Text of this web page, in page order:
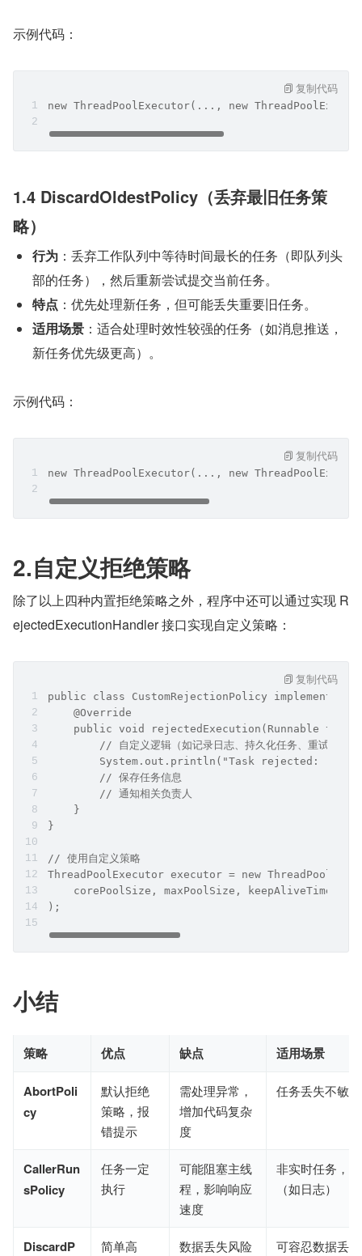
示例代码：
new ThreadPoolExecutor(..., new
复制代码
1.4 DiscardOldestPolicy（丢弃最旧任务策
略）
行为 ：丢弃工作队列中等待时间最长的任务（即队列头
部的任务），然后重新尝试提交当前任务。
特点 ：优先处理新任务，但可能丢失重要旧任务。
适用场景 ：适合处理时效性较强的任务（如消息推送，
新任务优先级更高）。
示例代码：
new ThreadPoolExecutor(..., new
复制代码
2.自定义拒绝策略
除了以上四种内置拒绝策略之外，程序中还可以通过实现 R
ejectedExecutionHandler 接口实现自定义策略：
public class CustomRejectionPolicy implements
    @Override
public void rejectedExecution(Runnable
        // 自定义逻辑（如记录日志、持久化任务、重试等）
System.out.println("Task rejected: " +
        // 保存任务信息
        // 通知相关负责人
    }
}
// 使用自定义策略
ThreadPoolExecutor executor = new
corePoolSize, maxPoolSize, keepAliveTime,
);
复制代码
小结
策略 优点 缺点 适用场景
AbortPoli
cy
默认拒绝
策略，报
错提示
需处理异常，
增加代码复杂
度
任务丢失不敏
CallerRun
sPolicy
任务一定
执行
可能阻塞主线
程，影响响应
速度
非实时任务，
（如日志）
DiscardP
简单高
数据丢失风险
可容忍数据丢